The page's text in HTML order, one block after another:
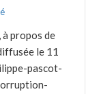
propos de
le 11
pascot-